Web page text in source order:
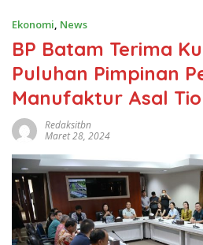
Ekonomi, News
BP Batam Terima
Puluhan Pimpinan
Manufaktur Asal
Redaksitbn
Maret 28, 2024